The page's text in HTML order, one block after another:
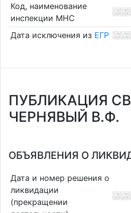
Код, наименование
инспекции МНС
Дата исключения из ЕГР
ПУБЛИКАЦИЯ
ЧЕРНЯВЫЙ В.Ф.
ОБЪЯВЛЕНИЯ О
Дата и номер решения о
ликвидации
(прекращении